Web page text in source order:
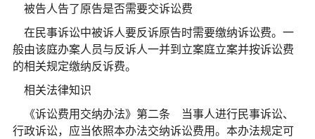
被告人告了原告是否需要交诉讼费
在民事诉讼中被诉人要反诉原告时需要缴纳诉讼费。一
般由该庭办案人员与反诉人一并到立案庭立案并按诉讼费
的相关规定缴纳反诉费。
相关法律知识
《诉讼费用交纳办法》第二条 当事人进行民事诉讼、
行政诉讼，应当依照本办法交纳诉讼费用。本办法规定可